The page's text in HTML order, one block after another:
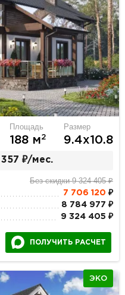
Площадь
188 м2
Размер
9.4х10.8
₽/мес.
Без скидки 9 324 405 ₽
7 706 120 ₽
8 784 977 ₽
9 324 405 ₽
ПОЛУЧИТЬ РАСЧЕТ
ЭКО